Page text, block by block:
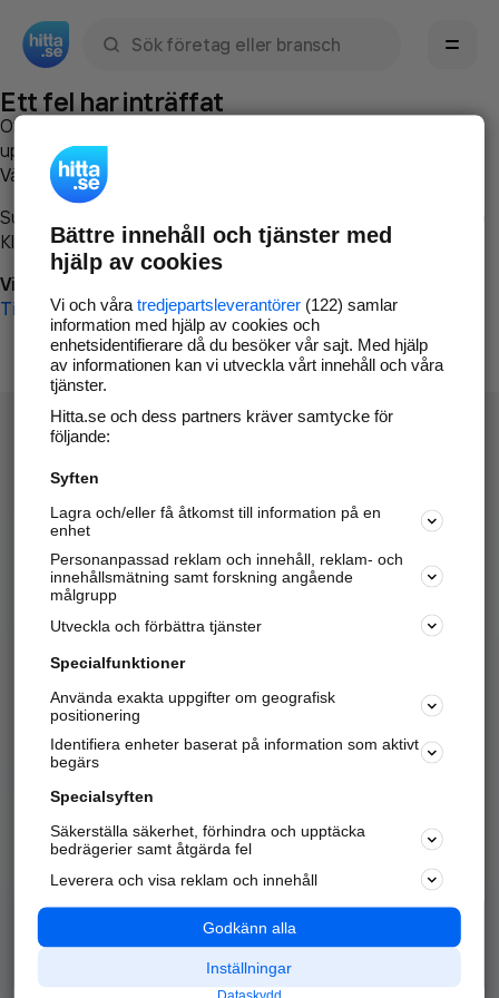
Ett fel har inträffat
Om du vill kan du
uppstod så att vi lättare och snabbare kan avhjälpa det.
Vänligen försök med följande:
Surfa till
Klicka påTillbaka-knappen i webbläsaren och försök igen
Vi beklagar besväret!
Till startsidan
Hitta.se - Gratis nummerupplysning.
Sök företag, personer och platser.
Hitta telefonnummer, adresser, företagsinfo mm.
Marknadsför företaget
Kom igång och annonsera mot
samarbetspartners nära dig.
Alla kategorier
Populära sökningar
API & Kartor
Annonsera
Integritet
Nödnummer
Bättre innehåll och tjänster med
hjälp av cookies
Vi och våra tredjepartsleverantörer(122) samlar
information med hjälp av cookies och
enhetsidentifierare då du besöker vår sajt. Med hjälp
av informationen kan vi utveckla vårt innehåll och våra
tjänster.
Hitta.se och dess partners kräver samtycke för
följande:
Syften
Lagra och/eller få åtkomst till information på en
enhet
Personanpassad reklam och innehåll, reklam- och
innehållsmätning samt forskning angående
målgrupp
Utveckla och förbättra tjänster
Specialfunktioner
Använda exakta uppgifter om geografisk
positionering
Identifiera enheter baserat på information som aktivt
begärs
Specialsyften
Säkerställa säkerhet, förhindra och upptäcka
bedrägerier samt åtgärda fel
Leverera och visa reklam och innehåll
Godkänn alla
Inställningar
Dataskydd